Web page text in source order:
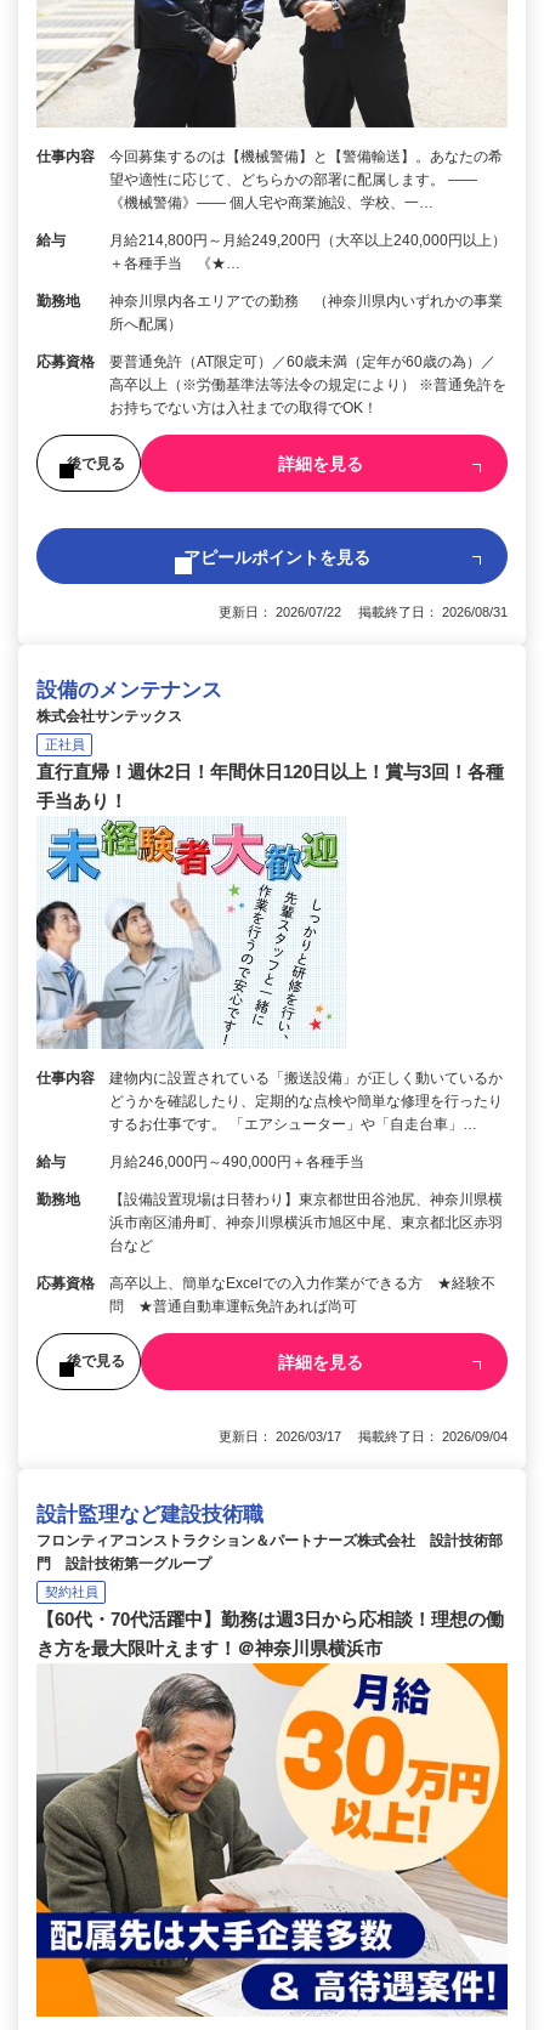
仕事内容
今回募集するのは【機械警備】と【警備輸送】。あなたの希
望や適性に応じて、どちらかの部署に配属します。 ――
《機械警備》―― 個人宅や商業施設、学校、一…
給与
月給214,800円～月給249,200円（大卒以上240,000円以上）
＋各種手当 《★…
勤務地
神奈川県内各エリアでの勤務 （神奈川県内いずれかの事業
所へ配属）
応募資格
要普通免許（AT限定可）／60歳未満（定年が60歳の為）／
高卒以上（※労働基準法等法令の規定により） ※普通免許を
お持ちでない方は入社までの取得でOK！
後で見る 詳細を見る
アピールポイントを見る
更新日： 2026/07/22 掲載終了日： 2026/08/31
設備のメンテナンス
株式会社サンテックス
正社員
直行直帰！週休2日！年間休日120日以上！賞与3回！各種
手当あり！
仕事内容
建物内に設置されている「搬送設備」が正しく動いているか
どうかを確認したり、定期的な点検や簡単な修理を行ったり
するお仕事です。 「エアシューター」や「自走台車」…
給与 月給246,000円～490,000円＋各種手当
勤務地
【設備設置現場は日替わり】東京都世田谷池尻、神奈川県横
浜市南区浦舟町、神奈川県横浜市旭区中尾、東京都北区赤羽
台など
応募資格
高卒以上、簡単なExcelでの入力作業ができる方 ★経験不
問 ★普通自動車運転免許あれば尚可
後で見る 詳細を見る
更新日： 2026/03/17 掲載終了日： 2026/09/04
設計監理など建設技術職
フロンティアコンストラクション＆パートナーズ株式会社 設計技術部
門 設計技術第一グループ
契約社員
【60代・70代活躍中】勤務は週3日から応相談！理想の働
き方を最大限叶えます！＠神奈川県横浜市